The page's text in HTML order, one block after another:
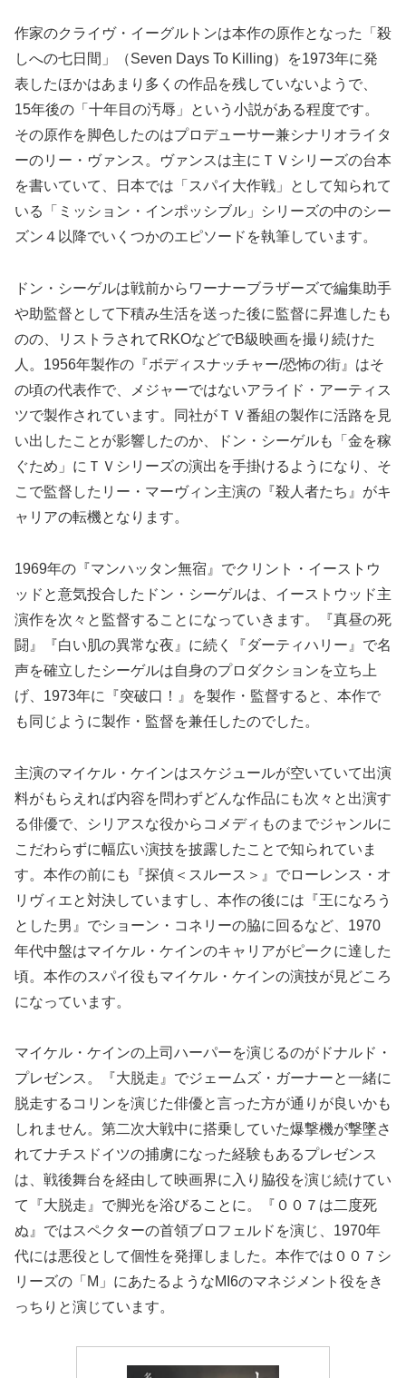
作家のクライヴ・イーグルトンは本作の原作となった「殺
しへの七日間」（Seven Days To Killing）を1973年に発
表したほかはあまり多くの作品を残していないようで、
15年後の「十年目の汚辱」という小説がある程度です。
その原作を脚色したのはプロデューサー兼シナリオライタ
ーのリー・ヴァンス。ヴァンスは主にＴＶシリーズの台本
を書いていて、日本では「スパイ大作戦」として知られて
いる「ミッション・インポッシブル」シリーズの中のシー
ズン４以降でいくつかのエピソードを執筆しています。
ドン・シーゲルは戦前からワーナーブラザーズで編集助手
や助監督として下積み生活を送った後に監督に昇進したも
のの、リストラされてRKOなどでB級映画を撮り続けた
人。1956年製作の『ボディスナッチャー/恐怖の街』はそ
の頃の代表作で、メジャーではないアライド・アーティス
ツで製作されています。同社がＴＶ番組の製作に活路を見
い出したことが影響したのか、ドン・シーゲルも「金を稼
ぐため」にＴＶシリーズの演出を手掛けるようになり、そ
こで監督したリー・マーヴィン主演の『殺人者たち』がキ
ャリアの転機となります。
1969年の『マンハッタン無宿』でクリント・イーストウ
ッドと意気投合したドン・シーゲルは、イーストウッド主
演作を次々と監督することになっていきます。『真昼の死
闘』『白い肌の異常な夜』に続く『ダーティハリー』で名
声を確立したシーゲルは自身のプロダクションを立ち上
げ、1973年に『突破口！』を製作・監督すると、本作で
も同じように製作・監督を兼任したのでした。
主演のマイケル・ケインはスケジュールが空いていて出演
料がもらえれば内容を問わずどんな作品にも次々と出演す
る俳優で、シリアスな役からコメディものまでジャンルに
こだわらずに幅広い演技を披露したことで知られていま
す。本作の前にも『探偵＜スルース＞』でローレンス・オ
リヴィエと対決していますし、本作の後には『王になろう
とした男』でショーン・コネリーの脇に回るなど、1970
年代中盤はマイケル・ケインのキャリアがピークに達した
頃。本作のスパイ役もマイケル・ケインの演技が見どころ
になっています。
マイケル・ケインの上司ハーパーを演じるのがドナルド・
プレゼンス。『大脱走』でジェームズ・ガーナーと一緒に
脱走するコリンを演じた俳優と言った方が通りが良いかも
しれません。第二次大戦中に搭乗していた爆撃機が撃墜さ
れてナチスドイツの捕虜になった経験もあるプレゼンス
は、戦後舞台を経由して映画界に入り脇役を演じ続けてい
て『大脱走』で脚光を浴びることに。『００７は二度死
ぬ』ではスペクターの首領ブロフェルドを演じ、1970年
代には悪役として個性を発揮しました。本作では００７シ
リーズの「M」にあたるようなMI6のマネジメント役をき
っちりと演じています。